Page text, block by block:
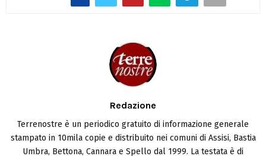
Redazione
Terrenostre è un periodico gratuito di informazione generale
stampato in 10mila copie e distribuito nei comuni di Assisi, Bastia
Umbra, Bettona, Cannara e Spello dal 1999. La testata è di